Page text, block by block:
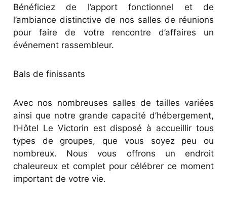
Bénéficiez de l’apport fonctionnel et de
l’ambiance distinctive de nos salles de réunions
pour faire de votre rencontre d’affaires un
événement rassembleur.
Bals de finissants
Avec nos nombreuses salles de tailles variées
ainsi que notre grande capacité d’hébergement,
l’Hôtel Le Victorin est disposé à accueillir tous
types de groupes, que vous soyez peu ou
nombreux. Nous vous offrons un endroit
chaleureux et complet pour célébrer ce moment
important de votre vie.